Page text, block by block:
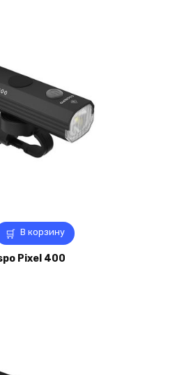
В корзину
Pixel 400